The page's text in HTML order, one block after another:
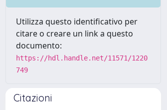
Utilizza questo identificativo per
citare o creare un link a questo
documento:
https://hdl.handle.net/11571/1220
749
Citazioni